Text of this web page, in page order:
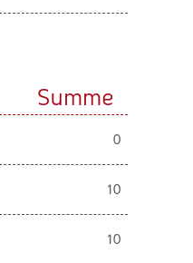
Summe
0
10
10